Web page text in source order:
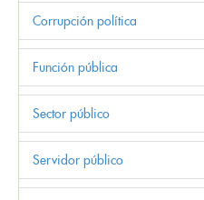
Corrupción política
Función pública
Sector público
Servidor público